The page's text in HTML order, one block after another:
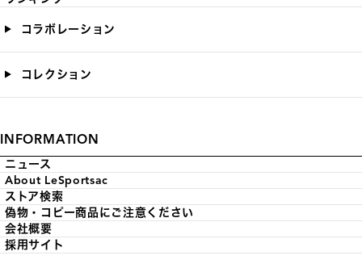
コラボレーション
コレクション
INFORMATION
ニュース
About LeSportsac
ストア検索
偽物・コピー商品にご注意ください
会社概要
採用サイト